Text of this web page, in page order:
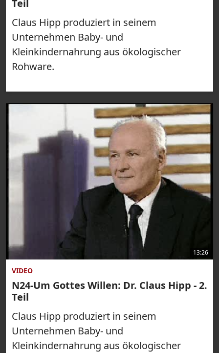
Teil
Claus Hipp produziert in seinem
Unternehmen Baby- und
Kleinkindernahrung aus ökologischer
Rohware.
13:26
VIDEO
N24-Um Gottes Willen: Dr. Claus Hipp - 2.
Teil
Claus Hipp produziert in seinem
Unternehmen Baby- und
Kleinkindernahrung aus ökologischer